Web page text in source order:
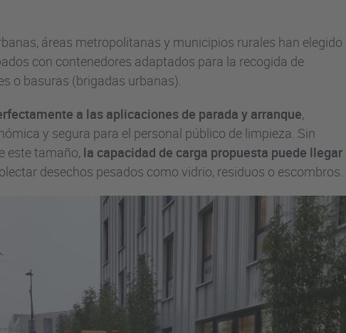
áreas metropolitanas y municipios rurales han elegido
con contenedores adaptados para la recogida de
o basuras (brigadas urbanas).
a las aplicaciones de parada y arranque,
y segura para el personal público de limpieza. Sin
este tamaño, la capacidad de carga propuesta puede llegar
desechos pesados como vidrio, residuos o escombros.